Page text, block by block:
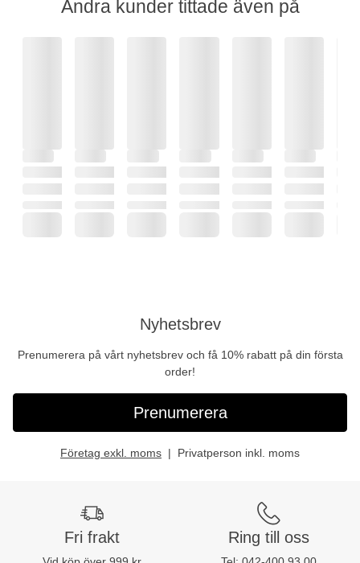
Andra kunder tittade även på
Nyhetsbrev
Prenumerera på vårt nyhetsbrev och få 10% rabatt på din första
order!
Prenumerera
Företag exkl. moms Privatperson inkl. moms
Fri frakt Ring till oss